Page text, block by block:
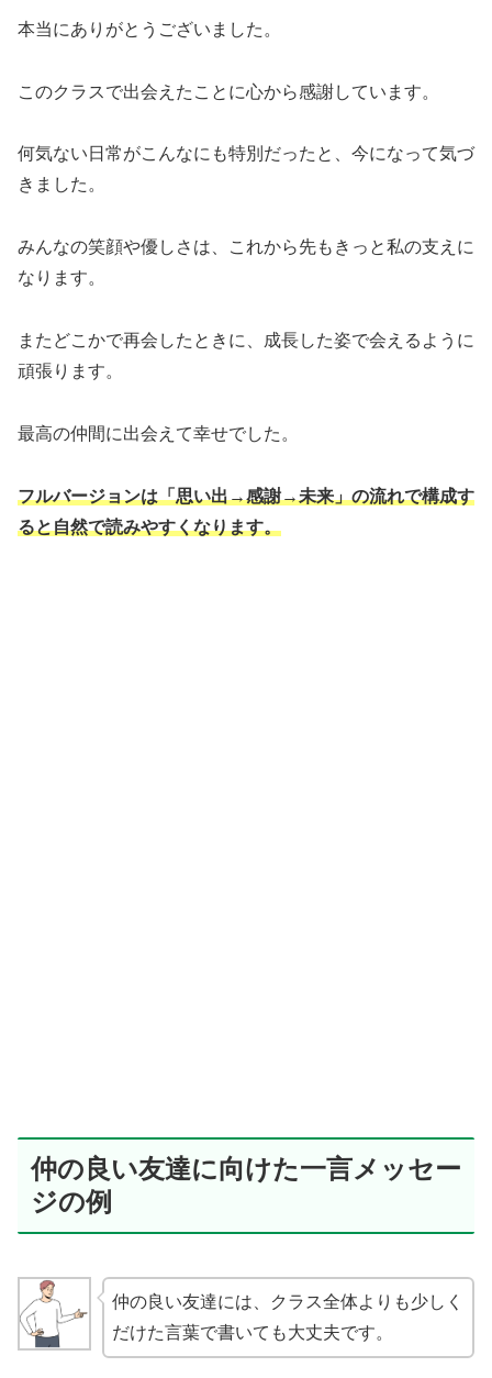
本当にありがとうございました。
このクラスで出会えたことに心から感謝しています。
何気ない日常がこんなにも特別だったと、今になって気づ
きました。
みんなの笑顔や優しさは、これから先もきっと私の支えに
なります。
またどこかで再会したときに、成長した姿で会えるように
頑張ります。
最高の仲間に出会えて幸せでした。
フルバージョンは「思い出→感謝→未来」の流れで構成す
ると自然で読みやすくなります。
仲の良い友達に向けた一言メッセー
ジの例
仲の良い友達には、クラス全体よりも少しく
だけた言葉で書いても大丈夫です。